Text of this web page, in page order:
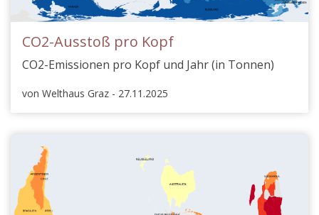
CO2-Ausstoß pro Kopf
CO2-Emissionen pro Kopf und Jahr (in Tonnen)
von Welthaus Graz - 27.11.2025